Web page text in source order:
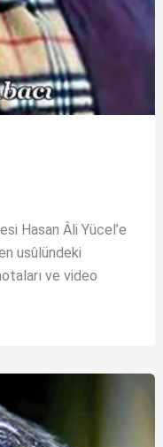
Hasan Âli Yücel’e
usûlündeki
ve video